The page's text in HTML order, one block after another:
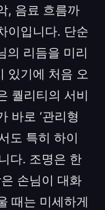
, 음료 흐름까
이입니다. 단순
의 리듬을 미리
있기에 처음 오
퀄리티의 서비
바로 ‘관리형
도 특히 하이
다. 조명은 한
손님이 대화
때는 미세하게